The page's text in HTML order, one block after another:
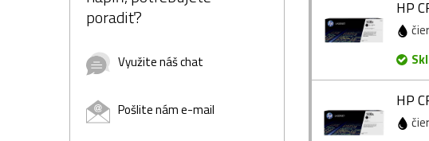
poradiť?
Využite náš chat
Pošlite nám e-mail
HP
HP